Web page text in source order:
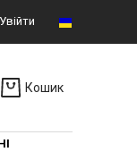
Увійти
Кошик